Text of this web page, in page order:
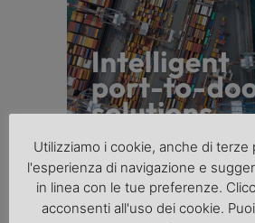
Utilizziamo i cookie, anche di terze
l'esperienza di navigazione e
in linea con le tue preferenze.
acconsenti all'uso dei cookie.